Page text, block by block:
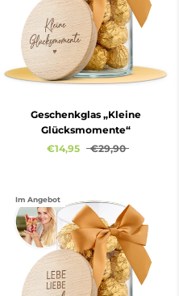
Geschenkglas „Kleine
Glücksmomente“
€14,95
€29,90
Im Angebot